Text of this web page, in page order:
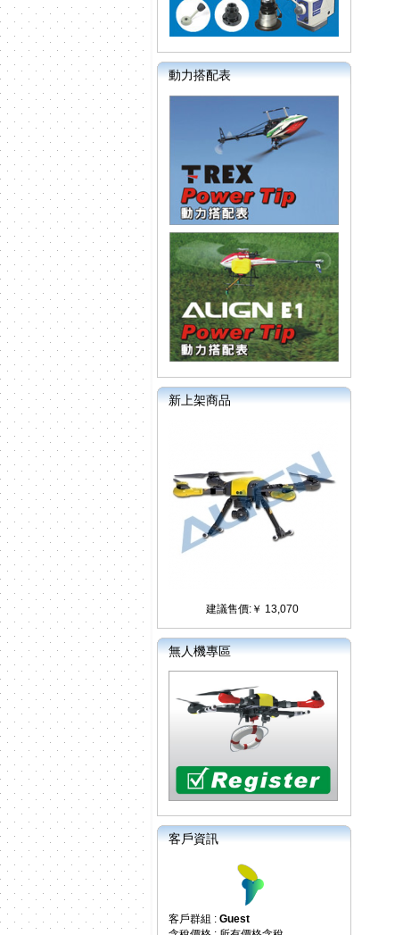
動力搭配表
新上架商品
建議售價:￥ 13,070
無人機專區
客戶資訊
客戶群組 : Guest